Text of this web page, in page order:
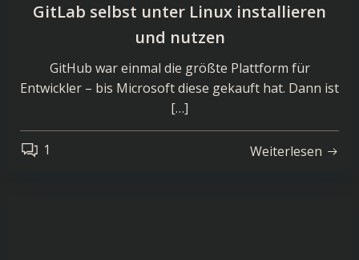
GitLab selbst unter Linux installieren
und nutzen
GitHub war einmal die größte Plattform für
Entwickler – bis Microsoft diese gekauft hat. Dann ist
[…]
1 Weiterlesen